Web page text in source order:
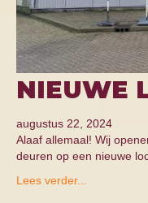
NIEUWE
augustus 22, 2024
Alaaf allemaal! Wij
deuren op een nieuwe
Lees verder...